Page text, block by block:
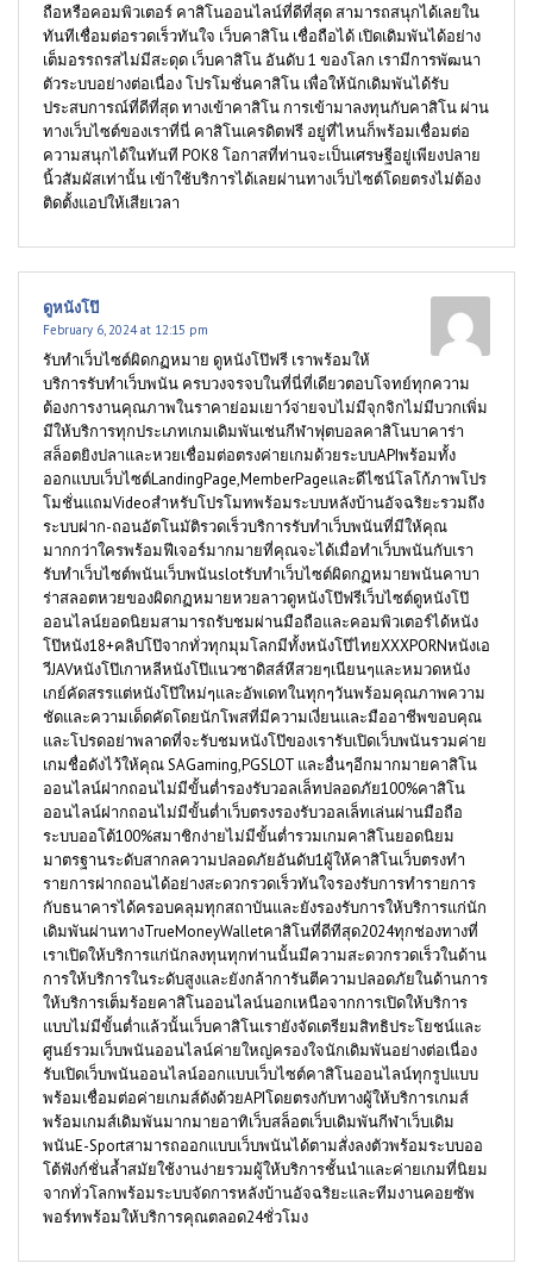
ถือหรือคอมพิวเตอร์ คาสิโนออนไลน์ที่ดีที่สุด สามารถสนุกได้เลยใน
ทันทีเชื่อมต่อรวดเร็วทันใจ เว็บคาสิโน เชื่อถือได้ เปิดเดิมพันได้อย่าง
เต็มอรรถรสไม่มีสะดุด เว็บคาสิโน อันดับ 1 ของโลก เรามีการพัฒนา
ตัวระบบอย่างต่อเนื่อง โปรโมชั่นคาสิโน เพื่อให้นักเดิมพันได้รับ
ประสบการณ์ที่ดีที่สุด ทางเข้าคาสิโน การเข้ามาลงทุนกับคาสิโน ผ่าน
ทางเว็บไซต์ของเราที่นี่ คาสิโนเครดิตฟรี อยู่ที่ไหนก็พร้อมเชื่อมต่อ
ความสนุกได้ในทันที POK8 โอกาสที่ท่านจะเป็นเศรษฐีอยู่เพียงปลาย
นิ้วสัมผัสเท่านั้น เข้าใช้บริการได้เลยผ่านทางเว็บไซต์โดยตรงไม่ต้อง
ติดตั้งแอปให้เสียเวลา
ดูหนังโป๊
February 6, 2024 at 12:15 pm
รับทำเว็บไซต์ผิดกฏหมาย ดูหนังโป๊ฟรี เราพร้อมให้
บริการรับทำเว็บพนัน ครบวงจรจบในที่นี่ที่เดียวตอบโจทย์ทุกความ
ต้องการงานคุณภาพในราคาย่อมเยาว์จ่ายจบไม่มีจุกจิกไม่มีบวกเพิ่ม
มีให้บริการทุกประเภทเกมเดิมพันเช่นกีฬาฟุตบอลคาสิโนบาคาร่า
สล็อตยิงปลาและหวยเชื่อมต่อตรงค่ายเกมด้วยระบบAPIพร้อมทั้ง
ออกแบบเว็บไซต์LandingPage,MemberPageและดีไซน์โลโก้ภาพโปร
โมชั่นแถมVideoสำหรับโปรโมทพร้อมระบบหลังบ้านอัจฉริยะรวมถึง
ระบบฝาก-ถอนอัตโนมัติรวดเร็วบริการรับทำเว็บพนันที่มีให้คุณ
มากกว่าใครพร้อมฟีเจอร์มากมายที่คุณจะได้เมื่อทำเว็บพนันกับเรา
รับทำเว็บไซต์พนันเว็บพนันslotรับทำเว็บไซต์ผิดกฏหมายพนันคาบา
ร่าสลอตหวยของผิดกฏหมายหวยลาวดูหนังโป๊ฟรีเว็บไซต์ดูหนังโป๊
ออนไลน์ยอดนิยมสามารถรับชมผ่านมือถือและคอมพิวเตอร์ได้หนัง
โป๊หนัง18+คลิปโป๊จากทั่วทุกมุมโลกมีทั้งหนังโป๊ไทยXXXPORNหนังเอ
วีJAVหนังโป๊เกาหลีหนังโป๊แนวซาดิสส์หีสวยๆเนียนๆและหมวดหนัง
เกย์คัดสรรแต่หนังโป๊ใหม่ๆและอัพเดทในทุกๆวันพร้อมคุณภาพความ
ชัดและความเด็ดคัดโดยนักโพสที่มีความเงี่ยนและมืออาชีพขอบคุณ
และโปรดอย่าพลาดที่จะรับชมหนังโป๊ของเรารับเปิดเว็บพนันรวมค่าย
เกมชื่อดังไว้ให้คุณ SAGaming,PGSLOT และอื่นๆอีกมากมายคาสิโน
ออนไลน์ฝากถอนไม่มีขั้นต่ำรองรับวอลเล็ทปลอดภัย100%คาสิโน
ออนไลน์ฝากถอนไม่มีขั้นต่ำเว็บตรงรองรับวอลเล็ทเล่นผ่านมือถือ
ระบบออโต้100%สมาชิกง่ายไม่มีขั้นต่ำรวมเกมคาสิโนยอดนิยม
มาตรฐานระดับสากลความปลอดภัยอันดับ1ผู้ให้คาสิโนเว็บตรงทำ
รายการฝากถอนได้อย่างสะดวกรวดเร็วทันใจรองรับการทำรายการ
กับธนาคารได้ครอบคลุมทุกสถาบันและยังรองรับการให้บริการแก่นัก
เดิมพันผ่านทางTrueMoneyWalletคาสิโนที่ดีทีสุด2024ทุกช่องทางที่
เราเปิดให้บริการแก่นักลงทุนทุกท่านนั้นมีความสะดวกรวดเร็วในด้าน
การให้บริการในระดับสูงและยังกล้าการันตีความปลอดภัยในด้านการ
ให้บริการเต็มร้อยคาสิโนออนไลน์นอกเหนือจากการเปิดให้บริการ
แบบไม่มีขั้นต่ำแล้วนั้นเว็บคาสิโนเรายังจัดเตรียมสิทธิประโยชน์และ
ศูนย์รวมเว็บพนันออนไลน์ค่ายใหญ่ครองใจนักเดิมพันอย่างต่อเนื่อง
รับเปิดเว็บพนันออนไลน์ออกแบบเว็บไซต์คาสิโนออนไลน์ทุกรูปแบบ
พร้อมเชื่อมต่อค่ายเกมส์ดังด้วยAPIโดยตรงกับทางผู้ให้บริการเกมส์
พร้อมเกมส์เดิมพันมากมายอาทิเว็บสล็อตเว็บเดิมพันกีฬาเว็บเดิม
พนันE-Sportสามารถออกแบบเว็บพนันได้ตามสั่งลงตัวพร้อมระบบออ
โต้ฟังก์ชั่นล้ำสมัยใช้งานง่ายรวมผู้ให้บริการชั้นนำและค่ายเกมที่นิยม
จากทั่วโลกพร้อมระบบจัดการหลังบ้านอัจฉริยะและทีมงานคอยซัพ
พอร์ทพร้อมให้บริการคุณตลอด24ชั่วโมง